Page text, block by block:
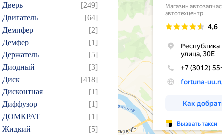
Дверь
[249]
Двигатель
[64]
Демпфер
[2]
Демфер
[1]
Держатель
[5]
Диодный
[3]
Диск
[418]
Дисконтная
[1]
Диффузор
[1]
ДОМКРАТ
[1]
Жидкий
[5]